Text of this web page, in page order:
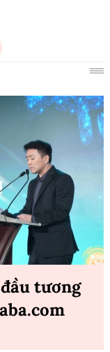
tương